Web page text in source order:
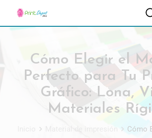
Cómo Elegir el
Perfecto para Tu
Gráfico: Lona,
Materiales
Cómo